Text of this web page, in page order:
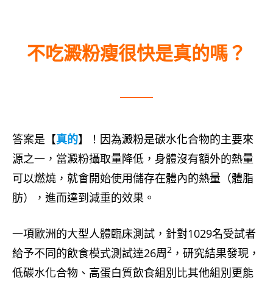
不吃澱粉瘦很快是真的嗎？
答案是【真的】！因為澱粉是碳水化合物的主要來
源之一，當澱粉攝取量降低，身體沒有額外的熱量
可以燃燒，就會開始使用儲存在體內的熱量（體脂
肪），進而達到減重的效果。
一項歐洲的大型人體臨床測試，針對1029名受試者
給予不同的飲食模式測試達26周2 ，研究結果發現，
低碳水化合物、高蛋白質飲食組別比其他組別更能